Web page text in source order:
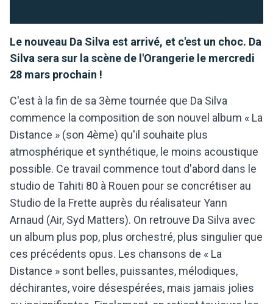
Le nouveau Da Silva est arrivé, et c'est un choc. Da
Silva sera sur la scène de l'Orangerie le mercredi
28 mars prochain !
C'est à la fin de sa 3ème tournée que Da Silva
commence la composition de son nouvel album « La
Distance » (son 4ème) qu'il souhaite plus
atmosphérique et synthétique, le moins acoustique
possible. Ce travail commence tout d'abord dans le
studio de Tahiti 80 à Rouen pour se concrétiser au
Studio de la Frette auprès du réalisateur Yann
Arnaud (Air, Syd Matters). On retrouve Da Silva avec
un album plus pop, plus orchestré, plus singulier que
ces précédents opus. Les chansons de « La
Distance » sont belles, puissantes, mélodiques,
déchirantes, voire désespérées, mais jamais jolies